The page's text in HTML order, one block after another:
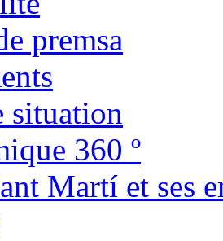
premsa
situation
360 º
Martí et ses